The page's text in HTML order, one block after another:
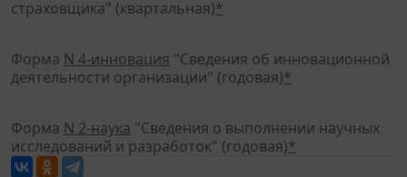
страховщика" (квартальная)*
Форма N 4-инновация "Сведения об инновационной
деятельности организации" (годовая)*
Форма N 2-наука "Сведения о выполнении научных
исследований и разработок" (годовая)*